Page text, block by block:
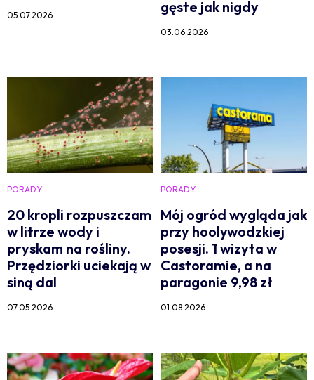
05.07.2026 gęste jak nigdy
03.06.2026
PORADY
20 kropli rozpuszczam
w litrze wody i
pryskam na rośliny.
Przędziorki uciekają w
siną dal
07.05.2026
PORADY
Mój ogród wygląda jak
przy hoolywodzkiej
posesji. 1 wizyta w
Castoramie, a na
paragonie 9,98 zł
01.08.2026